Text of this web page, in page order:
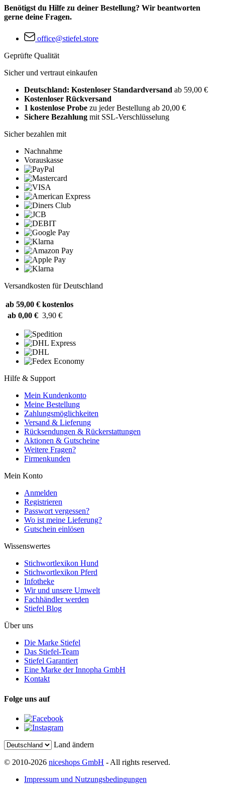
Benötigst du Hilfe zu deiner Bestellung? Wir beantworten
gerne deine Fragen.
office@stiefel.store
Geprüfte Qualität
Sicher und vertraut einkaufen
Deutschland: Kostenloser Standardversand ab 59,00 €
Kostenloser Rückversand
1 kostenlose Probe zu jeder Bestellung ab 20,00 €
Sichere Bezahlung mit SSL-Verschlüsselung
Sicher bezahlen mit
Nachnahme
Vorauskasse
Versandkosten für Deutschland
ab 59,00 € kostenlos
ab 0,00 € 3,90 €
Hilfe & Support
Mein Kundenkonto
Meine Bestellung
Zahlungsmöglichkeiten
Versand & Lieferung
Rücksendungen & Rückerstattungen
Aktionen & Gutscheine
Weitere Fragen?
Firmenkunden
Mein Konto
Anmelden
Registrieren
Passwort vergessen?
Wo ist meine Lieferung?
Gutschein einlösen
Wissenswertes
Stichwortlexikon Hund
Stichwortlexikon Pferd
Infotheke
Wir und unsere Umwelt
Fachhändler werden
Stiefel Blog
Über uns
Die Marke Stiefel
Das Stiefel-Team
Stiefel Garantiert
Eine Marke der Innopha GmbH
Kontakt
Folge uns auf
Land ändern
© 2010-2026 niceshops GmbH - All rights reserved.
Impressum und Nutzungsbedingungen